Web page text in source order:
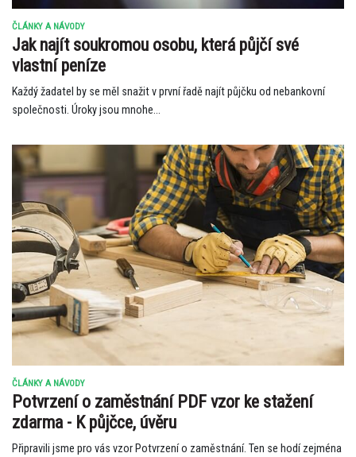
ČLÁNKY A NÁVODY
Jak najít soukromou osobu, která půjčí své
vlastní peníze
Každý žadatel by se měl snažit v první řadě najít půjčku od nebankovní
společnosti. Úroky jsou mnohe...
ČLÁNKY A NÁVODY
Potvrzení o zaměstnání PDF vzor ke stažení
zdarma - K půjčce, úvěru
Připravili jsme pro vás vzor Potvrzení o zaměstnání. Ten se hodí zejména